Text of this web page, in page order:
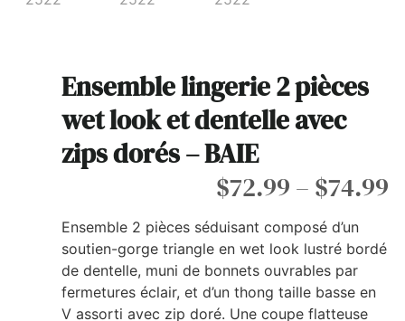
Ensemble lingerie 2 pièces
wet look et dentelle avec
zips dorés – BAIE
$72.99 – $74.99
Ensemble 2 pièces séduisant composé d’un
soutien-gorge triangle en wet look lustré bordé
de dentelle, muni de bonnets ouvrables par
fermetures éclair, et d’un thong taille basse en
V assorti avec zip doré. Une coupe flatteuse